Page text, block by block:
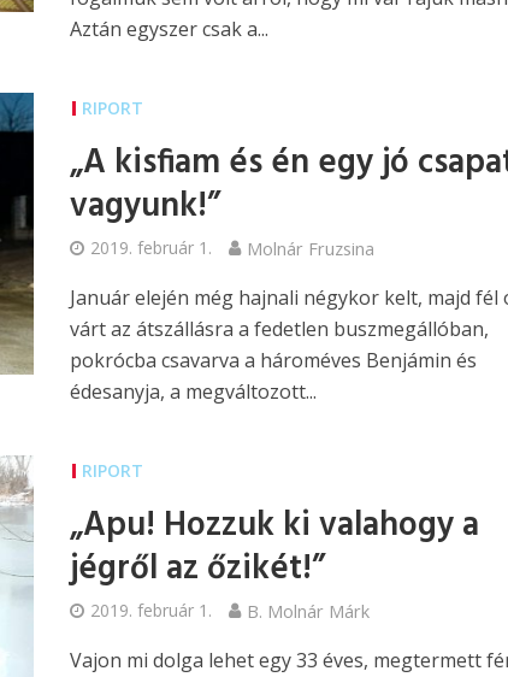
Aztán egyszer csak a...
RIPORT
„A kisfiam és én egy jó
vagyunk!”
2019. február 1. Molnár Fruzsina
Január elején még hajnali négykor kelt, majd fél
várt az átszállásra a fedetlen buszmegállóban,
pokrócba csavarva a hároméves Benjámin és
édesanyja, a megváltozott...
RIPORT
„Apu! Hozzuk ki valahogy a
jégről az őzikét!”
2019. február 1. B. Molnár Márk
Vajon mi dolga lehet egy 33 éves, megtermett